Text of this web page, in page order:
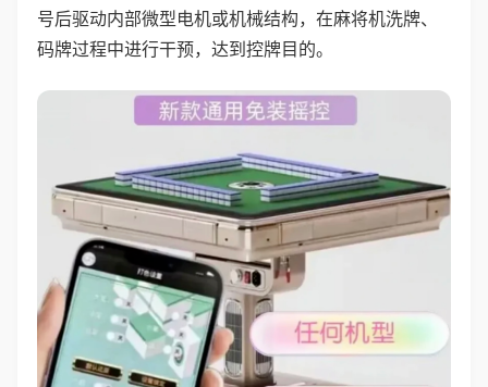
号后驱动内部微型电机或机械结构，在麻将机洗牌、
码牌过程中进行干预，达到控牌目的。